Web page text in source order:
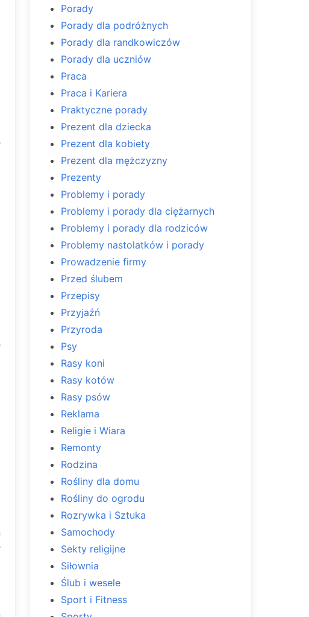
Porady
Porady dla podróżnych
Porady dla randkowiczów
Porady dla uczniów
Praca
Praca i Kariera
Praktyczne porady
Prezent dla dziecka
Prezent dla kobiety
Prezent dla mężczyzny
Prezenty
Problemy i porady
Problemy i porady dla ciężarnych
Problemy i porady dla rodziców
Problemy nastolatków i porady
Prowadzenie firmy
Przed ślubem
Przepisy
Przyjaźń
Przyroda
Psy
Rasy koni
Rasy kotów
Rasy psów
Reklama
Religie i Wiara
Remonty
Rodzina
Rośliny dla domu
Rośliny do ogrodu
Rozrywka i Sztuka
Samochody
Sekty religijne
Siłownia
Ślub i wesele
Sport i Fitness